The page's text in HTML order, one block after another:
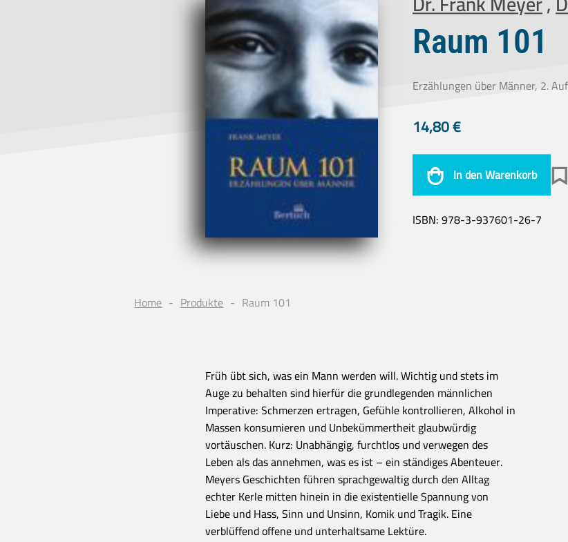
Raum 101
Erzählungen über Männer, 2.
14,80€
In den Warenkorb
ISBN:978-3-937601-26-7
Home Produkte Raum 101
Früh übt sich, was ein Mann werden will. Wichtig und stets im
Auge zu behalten sind hierfür die grundlegenden männlichen
Imperative: Schmerzen ertragen, Gefühle kontrollieren, Alkohol in
Massen konsumieren und Unbekümmertheit glaubwürdig
vortäuschen. Kurz: Unabhängig, furchtlos und verwegen des
Leben als das annehmen, was es ist – ein ständiges Abenteuer.
Meyers Geschichten führen sprachgewaltig durch den Alltag
echter Kerle mitten hinein in die existentielle Spannung von
Liebe und Hass, Sinn und Unsinn, Komik und Tragik. Eine
verblüffend offene und unterhaltsame Lektüre.